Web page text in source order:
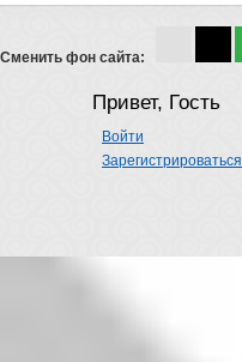
Сменить фон сайта:
Привет, Гость
Войти
Зарегистрироваться